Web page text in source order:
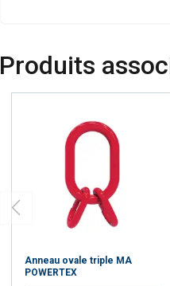
Produits
Anneau ovale triple MA
POWERTEX